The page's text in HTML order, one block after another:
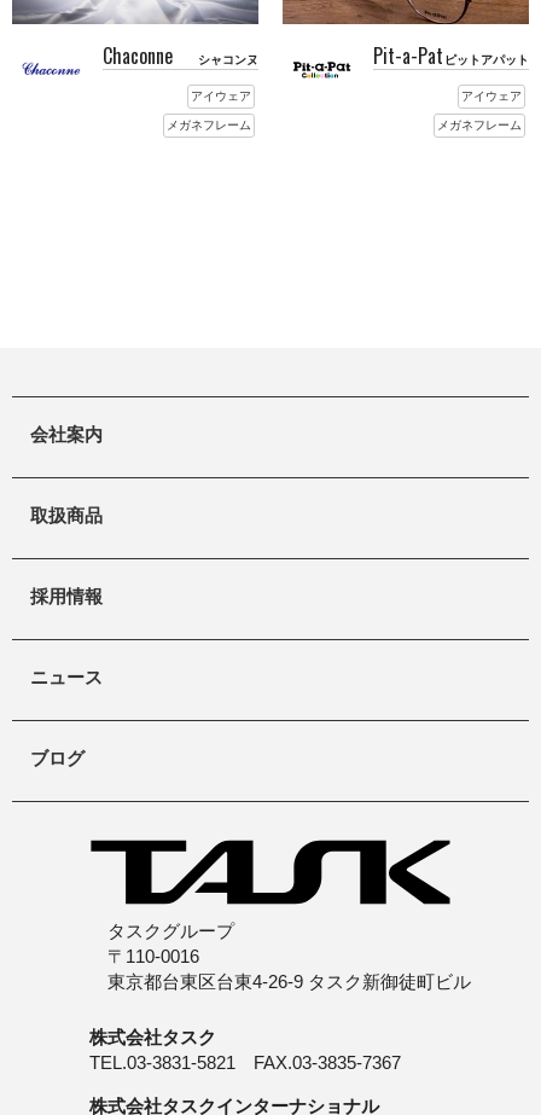
Chaconne シャコンヌ
アイウェア
メガネフレーム
Pit-a-Pat ピットアパット
アイウェア
メガネフレーム
会社案内
取扱商品
採用情報
ニュース
ブログ
タスクグループ
〒110-0016
東京都台東区台東4-26-9 タスク新御徒町ビル
株式会社タスク
TEL.03-3831-5821 FAX.03-3835-7367
株式会社タスクインターナショナル